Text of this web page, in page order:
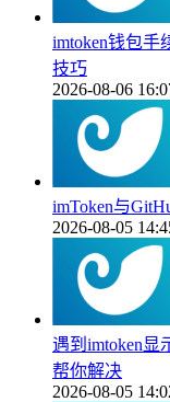
imtoken钱包手
技巧
2026-08-06
imToken与
2026-08-05
遇到imtoken显
帮你解决
2026-08-05